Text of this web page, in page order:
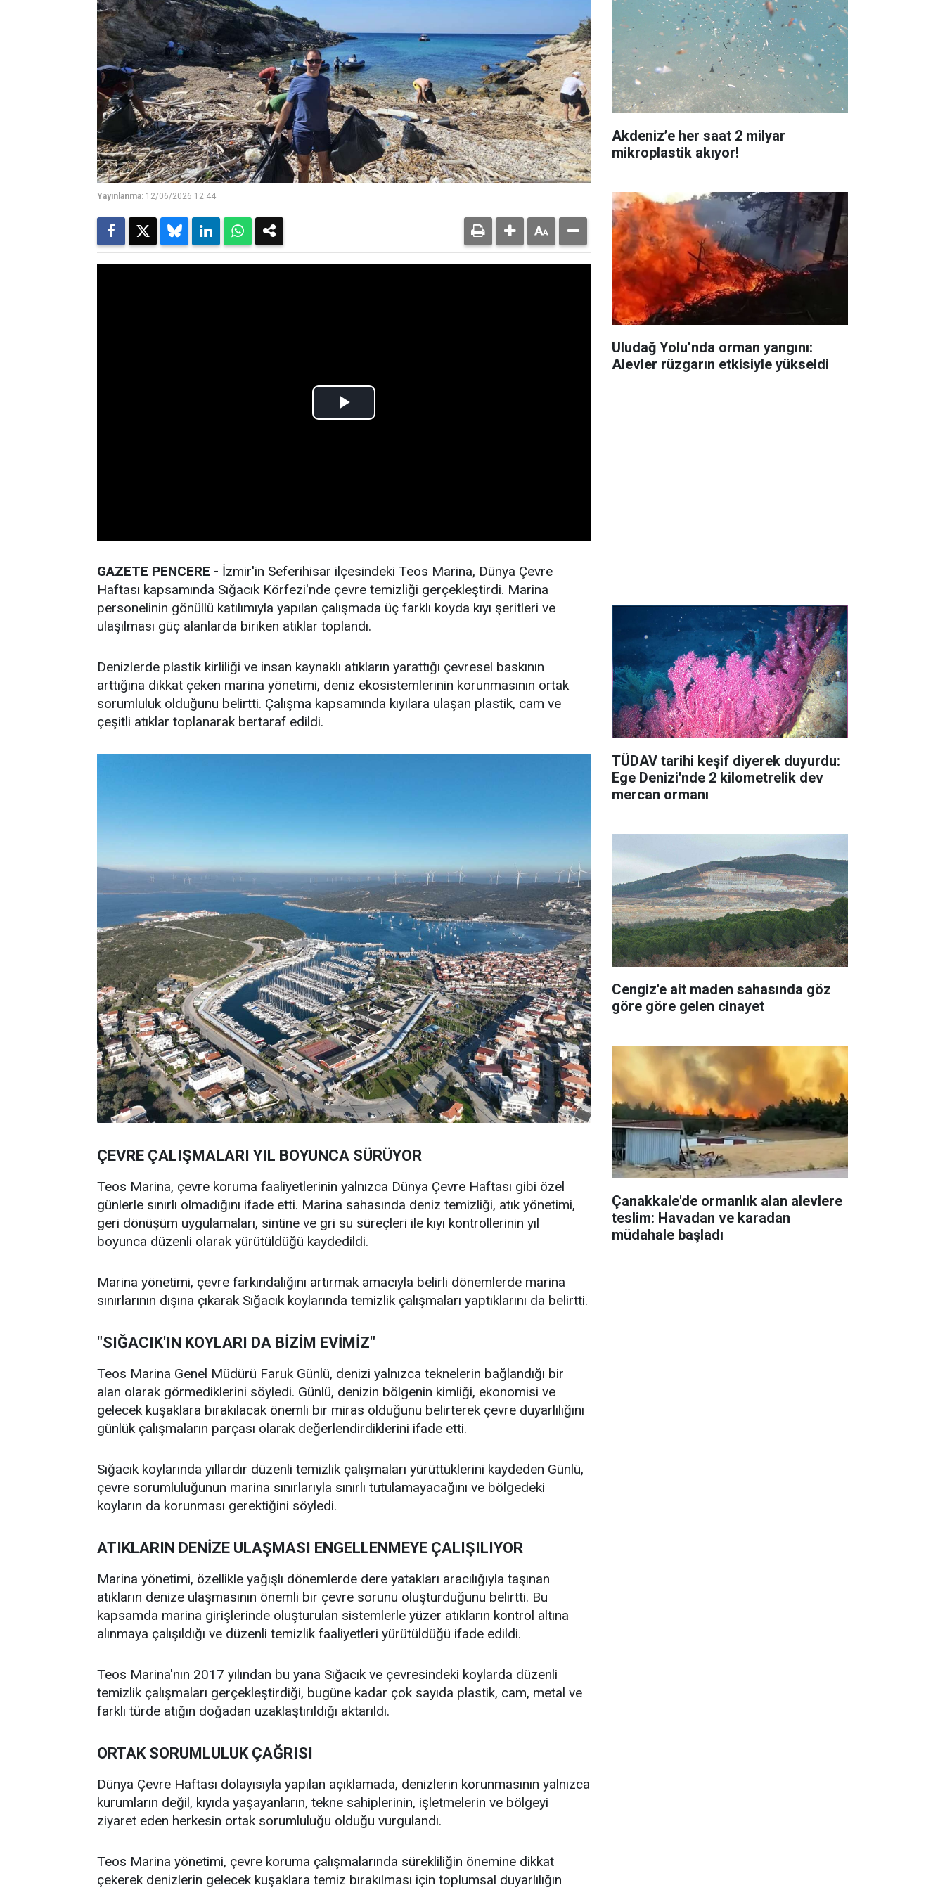
Yayınlanma: 12/06/2026 12:44
GAZETE PENCERE - İzmir'in Seferihisar ilçesindeki Teos Marina, Dünya Çevre
Haftası kapsamında Sığacık Körfezi'nde çevre temizliği gerçekleştirdi. Marina
personelinin gönüllü katılımıyla yapılan çalışmada üç farklı koyda kıyı şeritleri ve
ulaşılması güç alanlarda biriken atıklar toplandı.
Denizlerde plastik kirliliği ve insan kaynaklı atıkların yarattığı çevresel baskının
arttığına dikkat çeken marina yönetimi, deniz ekosistemlerinin korunmasının ortak
sorumluluk olduğunu belirtti. Çalışma kapsamında kıyılara ulaşan plastik, cam ve
çeşitli atıklar toplanarak bertaraf edildi.
ÇEVRE ÇALIŞMALARI YIL BOYUNCA SÜRÜYOR
Teos Marina, çevre koruma faaliyetlerinin yalnızca Dünya Çevre Haftası gibi özel
günlerle sınırlı olmadığını ifade etti. Marina sahasında deniz temizliği, atık yönetimi,
geri dönüşüm uygulamaları, sintine ve gri su süreçleri ile kıyı kontrollerinin yıl
boyunca düzenli olarak yürütüldüğü kaydedildi.
Marina yönetimi, çevre farkındalığını artırmak amacıyla belirli dönemlerde marina
sınırlarının dışına çıkarak Sığacık koylarında temizlik çalışmaları yaptıklarını da belirtti.
"SIĞACIK'IN KOYLARI DA BİZİM EVİMİZ"
Teos Marina Genel Müdürü Faruk Günlü, denizi yalnızca teknelerin bağlandığı bir
alan olarak görmediklerini söyledi. Günlü, denizin bölgenin kimliği, ekonomisi ve
gelecek kuşaklara bırakılacak önemli bir miras olduğunu belirterek çevre duyarlılığını
günlük çalışmaların parçası olarak değerlendirdiklerini ifade etti.
Sığacık koylarında yıllardır düzenli temizlik çalışmaları yürüttüklerini kaydeden Günlü,
çevre sorumluluğunun marina sınırlarıyla sınırlı tutulamayacağını ve bölgedeki
koyların da korunması gerektiğini söyledi.
ATIKLARIN DENİZE ULAŞMASI ENGELLENMEYE ÇALIŞILIYOR
Marina yönetimi, özellikle yağışlı dönemlerde dere yatakları aracılığıyla taşınan
atıkların denize ulaşmasının önemli bir çevre sorunu oluşturduğunu belirtti. Bu
kapsamda marina girişlerinde oluşturulan sistemlerle yüzer atıkların kontrol altına
alınmaya çalışıldığı ve düzenli temizlik faaliyetleri yürütüldüğü ifade edildi.
Teos Marina'nın 2017 yılından bu yana Sığacık ve çevresindeki koylarda düzenli
temizlik çalışmaları gerçekleştirdiği, bugüne kadar çok sayıda plastik, cam, metal ve
farklı türde atığın doğadan uzaklaştırıldığı aktarıldı.
ORTAK SORUMLULUK ÇAĞRISI
Dünya Çevre Haftası dolayısıyla yapılan açıklamada, denizlerin korunmasının yalnızca
kurumların değil, kıyıda yaşayanların, tekne sahiplerinin, işletmelerin ve bölgeyi
ziyaret eden herkesin ortak sorumluluğu olduğu vurgulandı.
Teos Marina yönetimi, çevre koruma çalışmalarında sürekliliğin önemine dikkat
çekerek denizlerin gelecek kuşaklara temiz bırakılması için toplumsal duyarlılığın
Akdeniz’e her saat 2 milyar
mikroplastik akıyor!
Uludağ Yolu’nda orman yangını:
Alevler rüzgarın etkisiyle yükseldi
TÜDAV tarihi keşif diyerek duyurdu:
Ege Denizi'nde 2 kilometrelik dev
mercan ormanı
Cengiz'e ait maden sahasında göz
göre göre gelen cinayet
Çanakkale'de ormanlık alan alevlere
teslim: Havadan ve karadan
müdahale başladı